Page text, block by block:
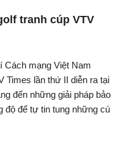
tranh cúp VTV
Cách mạng Việt Nam
Times lần thứ II diễn ra tại
đến những giải pháp bảo
độ để tự tin tung những cú